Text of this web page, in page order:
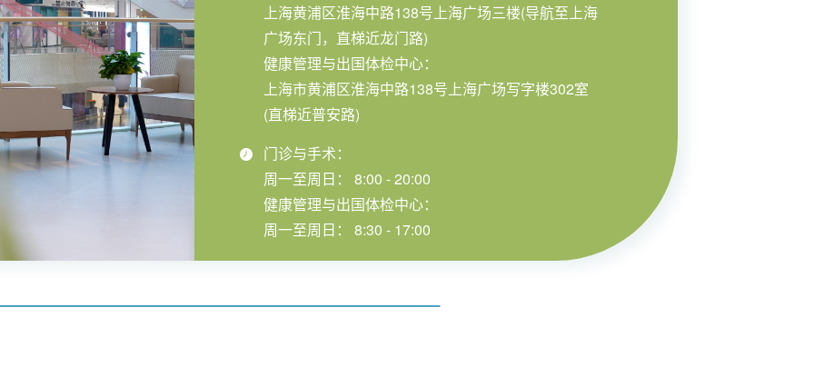
上海黄浦区淮海中路138号上海广场三楼(导航至上海
广场东门，直梯近龙门路)
健康管理与出国体检中心：
上海市黄浦区淮海中路138号上海广场写字楼302室
(直梯近普安路)
门诊与手术：
周一至周日： 8:00 - 20:00
健康管理与出国体检中心：
周一至周日： 8:30 - 17:00